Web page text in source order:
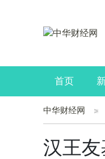
首页
公司
中华财经网
汉王